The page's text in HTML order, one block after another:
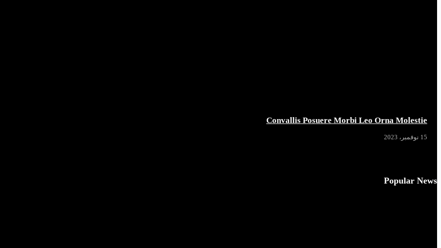
Convallis Posuere Morbi Leo Orna Molestie
15 نوفمبر، 2023
Popular News